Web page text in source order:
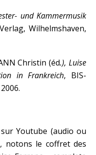
und Kammermusik
Wilhelmshaven,
Christin (éd.), Luise
in Frankreich, BIS-
Youtube (audio ou
notons le coffret des